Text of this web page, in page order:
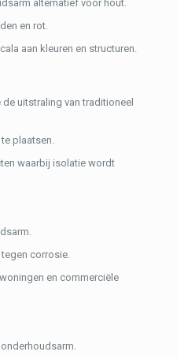
alternatief voor hout.
en rot.
aan kleuren en structuren.
uitstraling van traditioneel
plaatsen.
waarbij isolatie wordt
corrosie.
en commerciële